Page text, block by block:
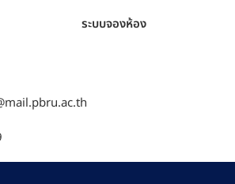
ระบบจองห้อง